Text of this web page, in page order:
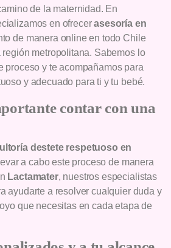
de la maternidad. En
en ofrecerasesoría en
de manera online en todo Chile
metropolitana. Sabemos lo
proceso y te acompañamos para
y adecuado para ti y tu bebé.
contar con una
destete respetuoso en
a cabo este proceso de manera
Lactamater, nuestros especialistas
ayudarte a resolver cualquier duda y
que necesitas en cada etapa de